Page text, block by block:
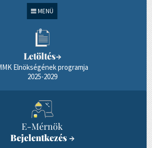
MENÜ
Letöltés→
Elnökségének programja
2025-2029
E-Mérnök
Bejelentkezés →